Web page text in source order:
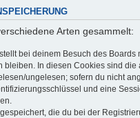
Arten gesammelt:
bei deinem Besuch des
bleiben. In diesen Cookies sind
ungelesen; sofern du nicht
und eine
die du bei der